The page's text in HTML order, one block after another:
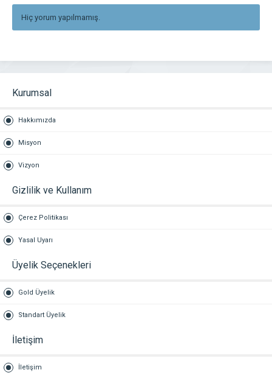
Hiç yorum yapılmamış.
Kurumsal
Hakkımızda
Misyon
Vizyon
Gizlilik ve Kullanım
Çerez Politikası
Yasal Uyarı
Üyelik Seçenekleri
Gold Üyelik
Standart Üyelik
İletişim
İletişim